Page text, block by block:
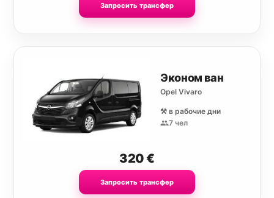
Запросить трансфер
Эконом ван
Opel Vivaro
⚒️ в рабочие дни
7 чел
320€
Запросить трансфер